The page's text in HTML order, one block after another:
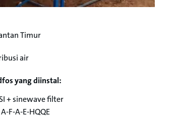
Timur
air
yang diinstal:
+ sinewave filter
F-A-E-HQQE